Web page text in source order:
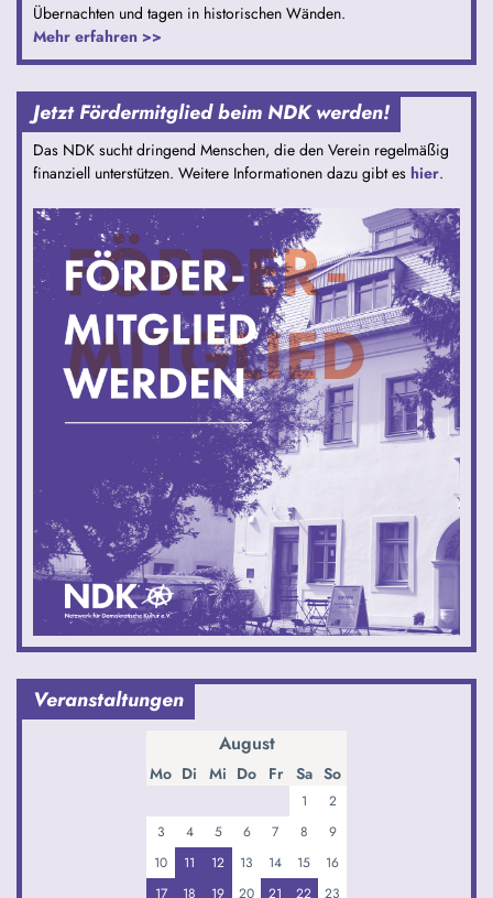
Übernachten und tagen in historischen Wänden.
Mehr erfahren >>
Jetzt Fördermitglied beim NDK werden!
Das NDK sucht dringend Menschen, die den Verein regelmäßig
finanziell unterstützen. Weitere Informationen dazu gibt es hier.
Veranstaltungen
August
Mo Di Mi Do Fr Sa So
1
2
3
4 5 6 7 8
9
10
11 12 13 14 15
16
17
18 19 20 21 22
23